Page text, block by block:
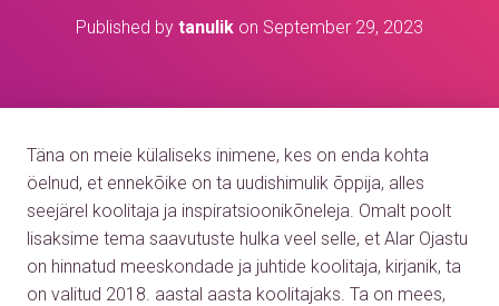
Published by tanulik on September 29, 2023
Täna on meie külaliseks inimene, kes on enda kohta
öelnud, et ennekõike on ta uudishimulik õppija, alles
seejärel koolitaja ja inspiratsioonikõneleja. Omalt poolt
lisaksime tema saavutuste hulka veel selle, et Alar Ojastu
on hinnatud meeskondade ja juhtide koolitaja, kirjanik, ta
on valitud 2018. aastal aasta koolitajaks. Ta on mees,